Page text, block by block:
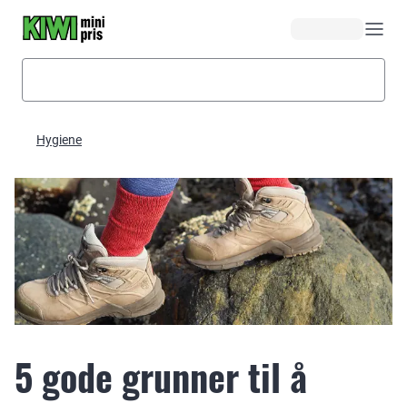
Hygiene
5 gode grunner til å